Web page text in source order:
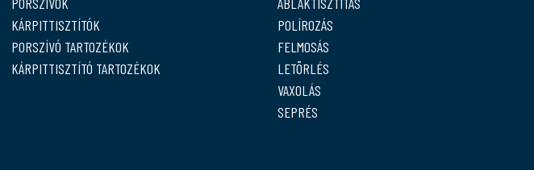
PORSZÍVÓK
KÁRPITTISZTÍTÓK
PORSZÍVÓ TARTOZÉKOK
KÁRPITTISZTÍTÓ TARTOZÉKOK
ABLAKTISZTÍTÁS
POLÍROZÁS
FELMOSÁS
LETÖRLÉS
VAXOLÁS
SEPRÉS